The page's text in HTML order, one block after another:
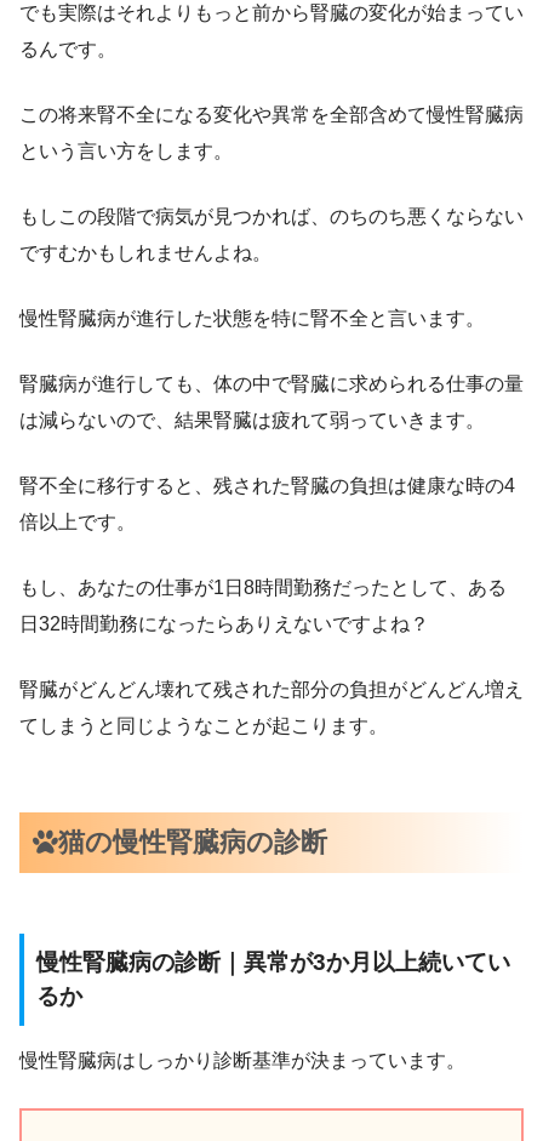
でも実際はそれよりもっと前から腎臓の変化が始まってい
るんです。
この将来腎不全になる変化や異常を全部含めて慢性腎臓病
という言い方をします。
もしこの段階で病気が見つかれば、のちのち悪くならない
ですむかもしれませんよね。
慢性腎臓病が進行した状態を特に腎不全と言います。
腎臓病が進行しても、体の中で腎臓に求められる仕事の量
は減らないので、結果腎臓は疲れて弱っていきます。
腎不全に移行すると、残された腎臓の負担は健康な時の4
倍以上です。
もし、あなたの仕事が1日8時間勤務だったとして、ある
日32時間勤務になったらありえないですよね？
腎臓がどんどん壊れて残された部分の負担がどんどん増え
てしまうと同じようなことが起こります。
猫の慢性腎臓病の診断
慢性腎臓病の診断｜異常が3か月以上続いてい
るか
慢性腎臓病はしっかり診断基準が決まっています。